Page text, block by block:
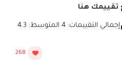
هنا
إجمالي التقييمات: 4 المتوسط: 4.3
268